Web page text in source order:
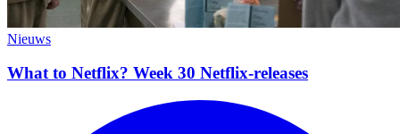
Nieuws
What to Netflix? Week 30 Netflix-releases